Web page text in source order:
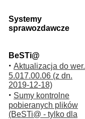
Systemy
sprawozdawcze
BeSTi@
· Aktualizacja do wer.
5.017.00.06 (z dn.
2019-12-18)
· Sumy kontrolne
pobieranych plików
(BeSTi@ - tylko dla